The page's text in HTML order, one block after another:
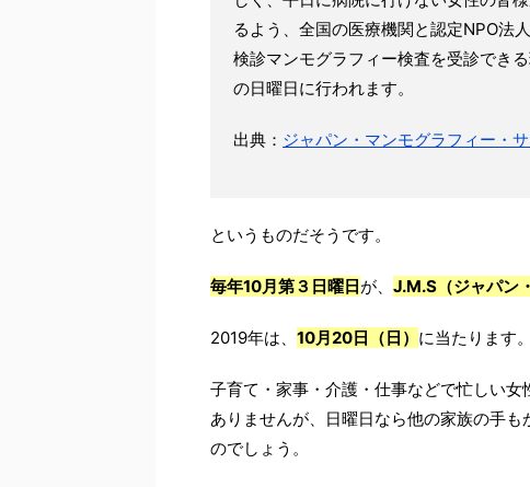
るよう、全国の医療機関と認定NPO法
検診マンモグラフィー検査を受診でき
の日曜日に行われます。
出典： ジャパン・マンモグラフィー・
というものだそうです。
毎年10月第３日曜日が、 J.M.S（ジャパン
2019年は、 10月20日（日） に当たります。
子育て・家事・介護・仕事などで忙しい
ありませんが、日曜日なら他の家族の手
のでしょう。